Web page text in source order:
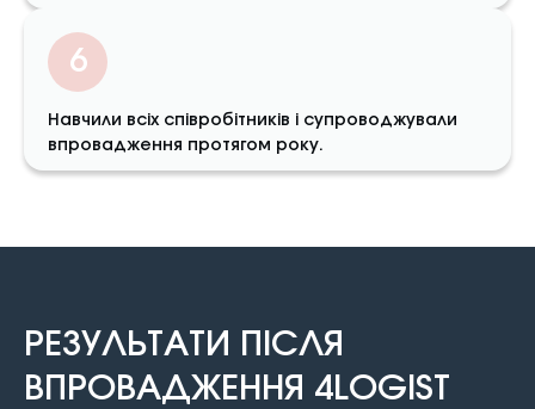
6
Навчили всіх співробітників і супроводжували
впровадження протягом року.
РЕЗУЛЬТАТИ ПIСЛЯ
ВПРОВАДЖЕННЯ 4LOGIST